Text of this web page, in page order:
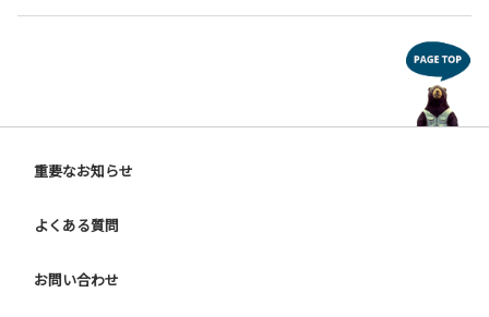
重要なお知らせ
よくある質問
お問い合わせ